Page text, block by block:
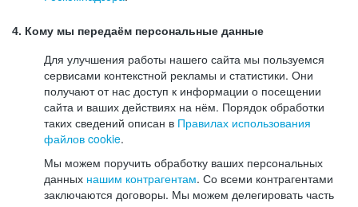
4. Кому мы передаём персональные данные
Для улучшения работы нашего сайта мы пользуемся
сервисами контекстной рекламы и статистики. Они
получают от нас доступ к информации о посещении
сайта и ваших действиях на нём. Порядок обработки
таких сведений описан в Правилах использования
файлов cookie.
Мы можем поручить обработку ваших персональных
данных нашим контрагентам. Со всеми контрагентами
заключаются договоры. Мы можем делегировать часть